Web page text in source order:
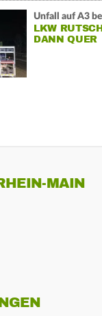
Unfall auf A3
LKW
DANN QUER
MAIN